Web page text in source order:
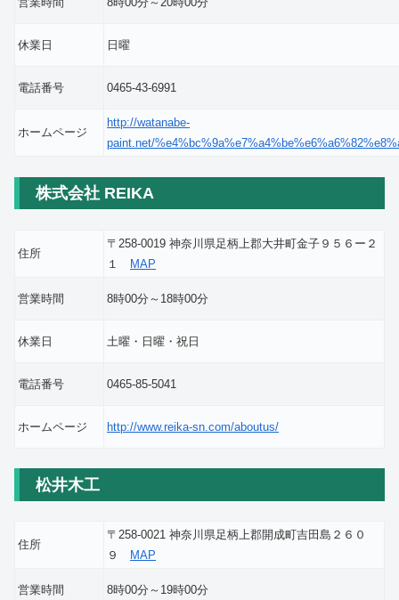
休業日 日曜
電話番号 0465-43-6991
ホームページ
http://watanabe-
paint.net/
株式会社 REIKA
住所
〒258-0019 神奈川県足柄上郡大井町金子９５６ー２
１
MAP
営業時間 8時00分～18時00分
休業日 土曜・日曜・祝日
電話番号 0465-85-5041
ホームページ http://www.reika-sn.com/aboutus/
松井木工
住所
〒258-0021 神奈川県足柄上郡開成町吉田島２６０
９
MAP
営業時間 8時00分～19時00分